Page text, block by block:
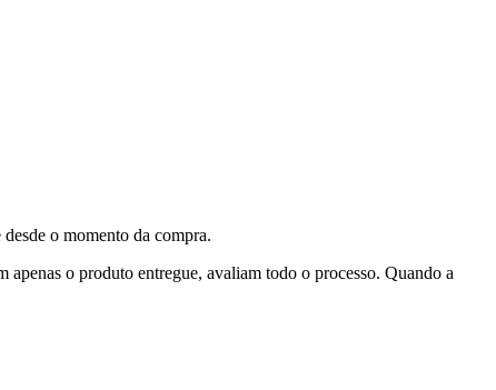
o momento da compra.
o produto entregue, avaliam todo o processo. Quando a